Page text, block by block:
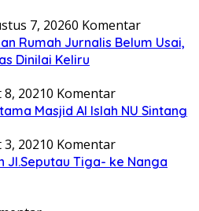
7, 20260 Komentar
Rumah Jurnalis Belum Usai,
Dinilai Keliru
20210 Komentar
Masjid Al Islah NU Sintang
20210 Komentar
Jl.Seputau Tiga- ke Nanga